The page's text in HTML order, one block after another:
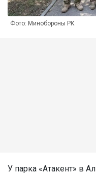
Фото: Минобороны РК
У парка «Атакент» в